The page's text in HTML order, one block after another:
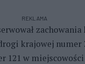
REKLAMA
krajowej numer
121 w